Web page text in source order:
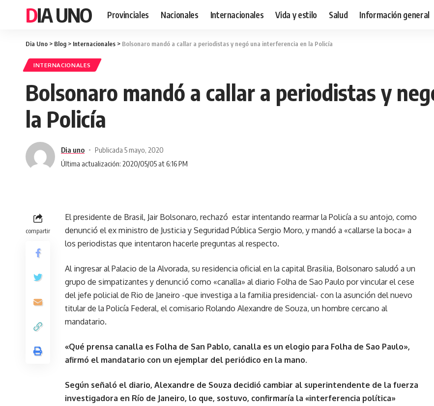
DIA UNO Provinciales Nacionales Internacionales Vida y estilo Salud Información general
Dia Uno > Blog > Internacionales > Bolsonaro mandó a callar a periodistas y negó una interferencia en la Policía
INTERNACIONALES
Bolsonaro mandó a callar a periodistas y
la Policía
Última actualización: 2020/05/05 at 6:16 PM
Dia uno Publicada 5 mayo, 2020
compartir
El presidente de Brasil, Jair Bolsonaro, rechazó estar intentando rearmar la Policía a su antojo, como
denunció el ex ministro de Justicia y Seguridad Pública Sergio Moro, y mandó a «callarse la boca» a
los periodistas que intentaron hacerle preguntas al respecto.
Al ingresar al Palacio de la Alvorada, su residencia oficial en la capital Brasilia, Bolsonaro saludó a un
grupo de simpatizantes y denunció como «canalla» al diario Folha de Sao Paulo por vincular el cese
del jefe policial de Rio de Janeiro -que investiga a la familia presidencial- con la asunción del nuevo
titular de la Policía Federal, el comisario Rolando Alexandre de Souza, un hombre cercano al
mandatario.
«Qué prensa canalla es Folha de San Pablo, canalla es un elogio para Folha de Sao Paulo»,
afirmó el mandatario con un ejemplar del periódico en la mano.
Según señaló el diario, Alexandre de Souza decidió cambiar al superintendente de la fuerza
investigadora en Río de Janeiro, lo que, sostuvo, confirmaría la «interferencia política»